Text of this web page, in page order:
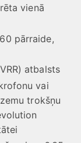
vienā
pārraide,
atbalsts
vai
trokšņu